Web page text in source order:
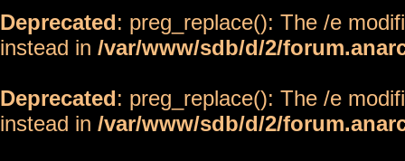
Deprecated: preg_replace(): The /e
instead in /var/www/sdb/d/2/
Deprecated: preg_replace(): The /e
instead in /var/www/sdb/d/2/